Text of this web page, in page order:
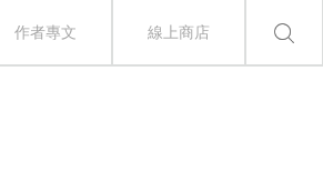
作者專文 線上商店